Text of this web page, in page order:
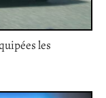
les